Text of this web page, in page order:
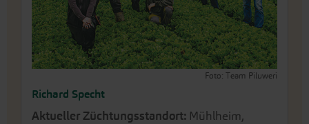
Foto: Team Piluweri
Richard Specht
Aktueller Züchtungsstandort: Mühlheim,